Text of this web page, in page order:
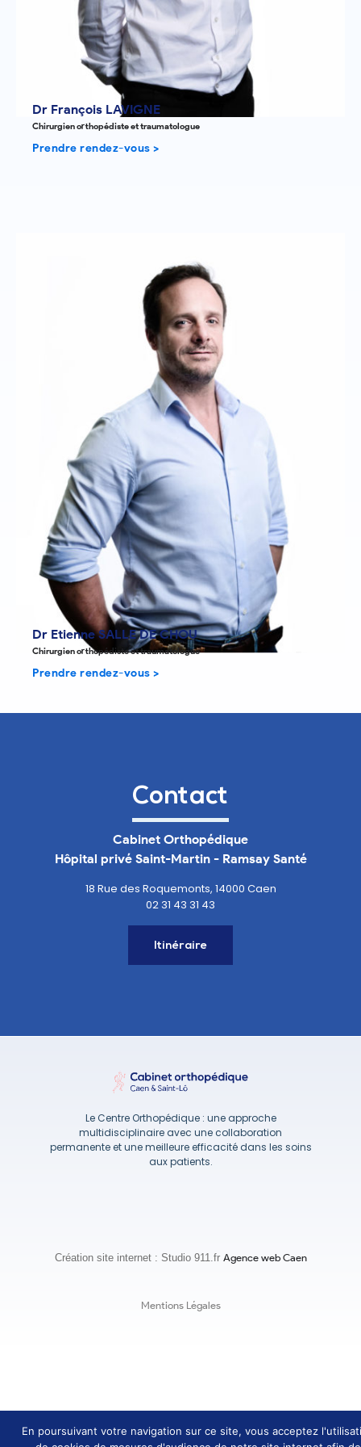
Dr François LAVIGNE
Chirurgien orthopédiste et traumatologue
Prendre rendez-vous >
Dr Etienne SALLE DE CHOU
Chirurgien orthopédiste et traumatologue
Prendre rendez-vous >
Contact
Cabinet Orthopédique
Hôpital privé Saint-Martin - Ramsay Santé
18 Rue des Roquemonts, 14000 Caen
02 31 43 31 43
Itinéraire
Le Centre Orthopédique : une approche
multidisciplinaire avec une collaboration
permanente et une meilleure efficacité dans les soins
aux patients.
Création site internet : Studio 911.fr Agence web Caen
Mentions Légales
En poursuivant votre navigation sur ce site, vous acceptez